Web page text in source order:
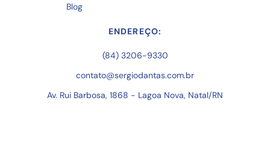
Blog
ENDEREÇO:
(84) 3206-9330
contato@sergiodantas.com.br
Av. Rui Barbosa, 1868 - Lagoa Nova, Natal/RN